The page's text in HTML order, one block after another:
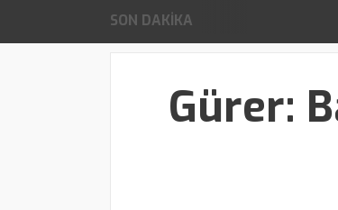
SON DAKİKA
Gürer: